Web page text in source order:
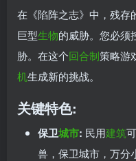
在《陷阵之志》中，残存
巨型生物的威胁。您必须
胁。在这个回合制策略游
机生成新的挑战。
关键特色:
保卫城市: 民用建筑
兽，保卫城市，万分